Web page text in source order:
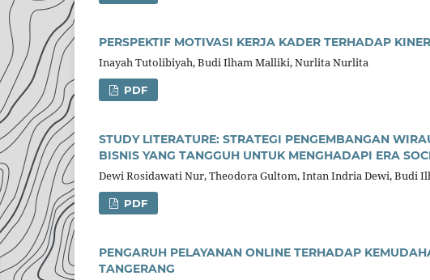
PERSPEKTIF MOTIVASI KERJA KADER TERHADAP
Inayah Tutolibiyah, Budi Ilham Malliki, Nurlita Nurlita
PDF
STUDY LITERATURE: STRATEGI PENGEMBANGAN
BISNIS YANG TANGGUH UNTUK MENGHADAPI ERA
Dewi Rosidawati Nur, Theodora Gultom, Intan Indria Dewi, Budi
PDF
PENGARUH PELAYANAN ONLINE TERHADAP
TANGERANG